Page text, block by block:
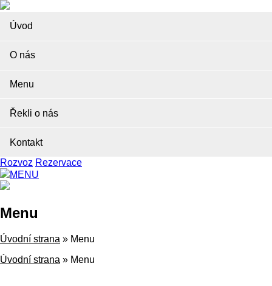
Úvod
O nás
Menu
Řekli o nás
Kontakt
Rozvoz Rezervace
MENU
Menu
Úvodní strana » Menu
Úvodní strana » Menu